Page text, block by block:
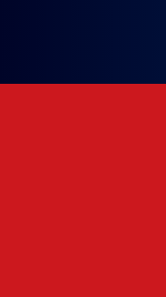
Zadajte svoju